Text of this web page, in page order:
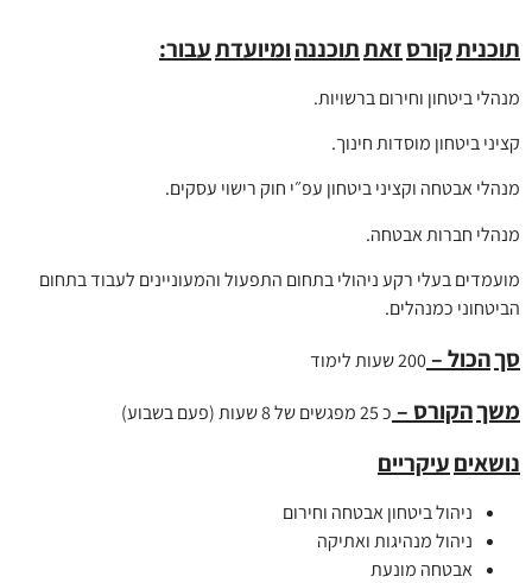
תוכניתקורסזאתתוכננהומיועדתעבור:
מנהלי ביטחון וחירום ברשויות.
קציני ביטחון מוסדות חינוך.
מנהלי אבטחה וקציני ביטחון עפ״י חוק רישוי עסקים.
מנהלי חברות אבטחה.
מועמדים בעלי רקע ניהולי בתחום התפעול והמעוניינים לעבוד בתחום
הביטחוני כמנהלים.
סךהכול–200 שעות לימוד
משךהקורס – כ 25 מפגשים של 8 שעות (פעם בשבוע)
נושאיםעיקריים
ניהול ביטחון אבטחה וחירום
ניהול מנהיגות ואתיקה
אבטחה מונעת